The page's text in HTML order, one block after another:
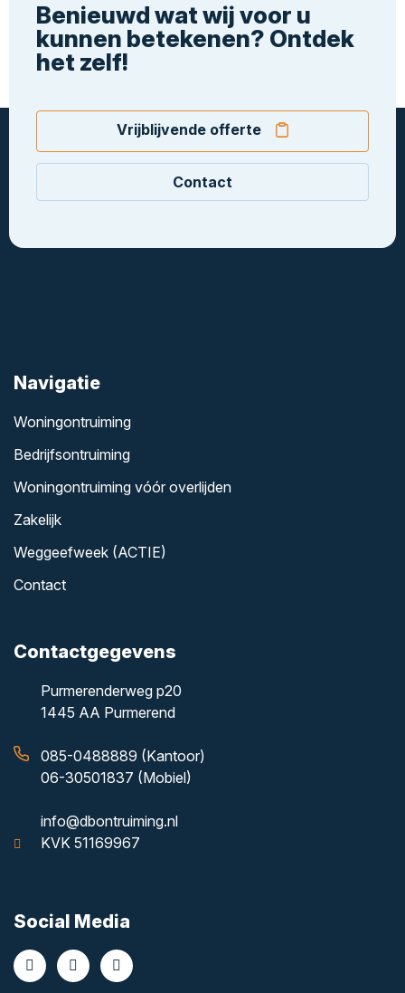
Benieuwd wat wij voor u
kunnen betekenen? Ontdek
het zelf!
Vrijblijvende offerte
Contact
Navigatie
Woningontruiming
Bedrijfsontruiming
Woningontruiming vóór overlijden
Zakelijk
Weggeefweek (ACTIE)
Contact
Contactgegevens
Purmerenderweg p20
1445 AA Purmerend
085-0488889 (Kantoor)
06-30501837 (Mobiel)
info@dbontruiming.nl
KVK 51169967
Social Media